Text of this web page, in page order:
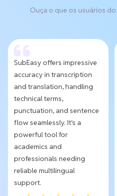
Ouça o que os usuários
SubEasy offers impressive
accuracy in transcription
and translation, handling
technical terms,
punctuation, and sentence
flow seamlessly. It's a
powerful tool for
academics and
professionals needing
reliable multilingual
support.